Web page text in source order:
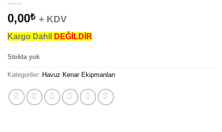
0,00₺ + KDV
Kargo Dahil DEĞİLDİR
Stokta yok
Kategoriler: Havuz Kenar Ekipmanları